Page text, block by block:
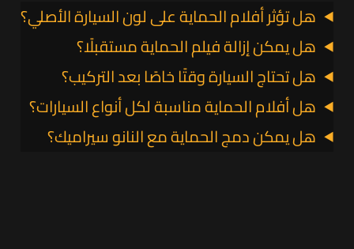
هل تؤثر أفلام الحماية على لون السيارة الأصلي؟
هل يمكن إزالة فيلم الحماية مستقبلًا؟
هل تحتاج السيارة وقتًا خاصًا بعد التركيب؟
هل أفلام الحماية مناسبة لكل أنواع السيارات؟
هل يمكن دمج الحماية مع النانو سيراميك؟